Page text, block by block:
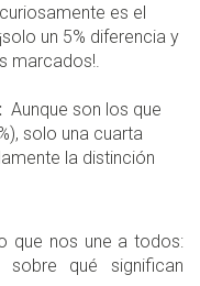
es el
un 5% diferencia y
marcados!.
Aunque son los que
solo una cuarta
la distinción
que nos une a todos:
sobre qué significan